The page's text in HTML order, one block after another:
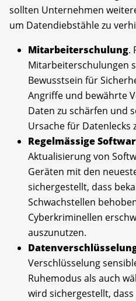
sollten Unternehmen
um Datendiebstähle zu
Mitarbeiterschulung.
Mitarbeiterschulungen
Bewusstsein für
Angriffe und bewährte
Daten zu schärfen und
Ursache für Datenlecks
Regelmässige
Aktualisierung von
Geräten mit den
sichergestellt, dass
Schwachstellen
Cyberkriminellen
auszunutzen.
Verschlüsselung
Ruhemodus als auch
wird sichergestellt,